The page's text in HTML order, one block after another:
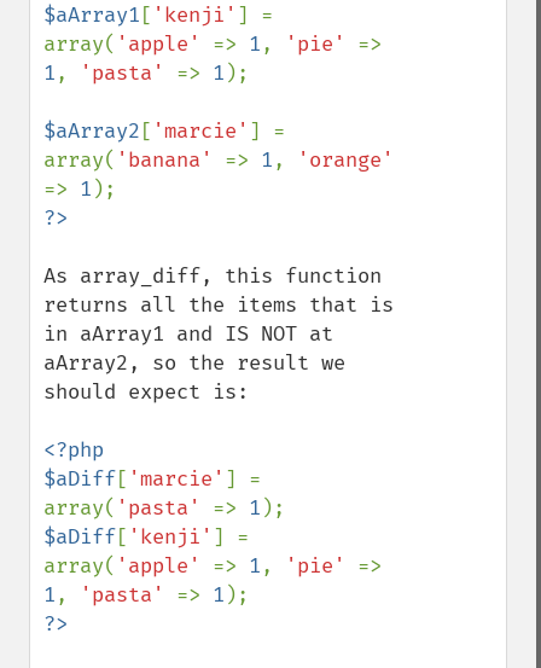
$aArray1 [ 'kenji' ] =
array( 'apple' => 1, 'pie'
1, 'pasta' => 1 );
$aArray2 [ 'marcie' ] =
array( 'banana' => 1,
=> 1
As array_diff, this function
returns all the items that is
in aArray1 and IS NOT at
aArray2, so the result we
should expect is:
<?php
$aDiff[ 'marcie' ] =
array( 'pasta' => 1
$aDiff[ 'kenji' ] =
array( 'apple' => 1, 'pie'
1, 'pasta' => 1